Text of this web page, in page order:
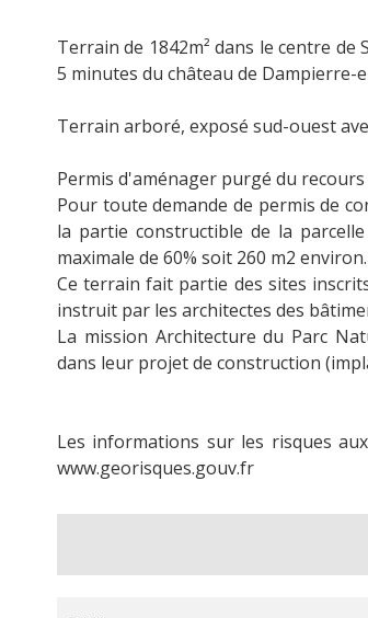
Terrain de 1842m² dans le centre
5 minutes du château de Dampierre-
Terrain arboré, exposé sud-ouest
Permis d'aménager purgé du recours
Pour toute demande de permis de
la partie constructible de la
maximale de 60% soit 260 m2
Ce terrain fait partie des sites
instruit par les architectes des
La mission Architecture du Parc
dans leur projet de construction
Les informations sur les risques
www.georisques.gouv.fr